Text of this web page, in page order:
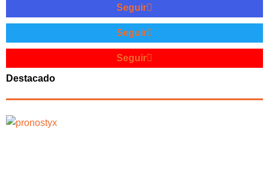
Seguir
Seguir
Seguir
Destacado